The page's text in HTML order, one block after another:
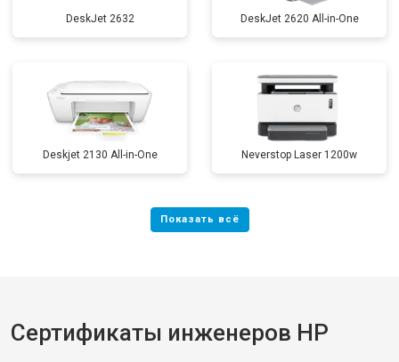
DeskJet 2632 DeskJet 2620 All-in-One
Deskjet 2130 All-in-One Neverstop Laser 1200w
Сертификаты инженеров HP